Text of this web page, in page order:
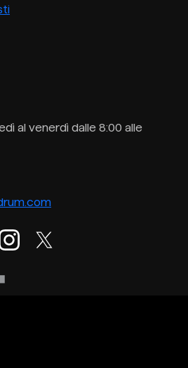
al venerdì dalle 8:00 alle